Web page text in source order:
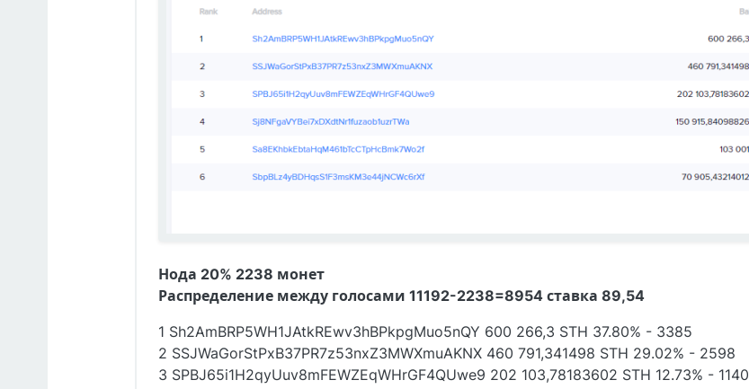
Нода 20% 2238 монет
Распределение между голосами 11192-2238=8954 ставка 89,54
1 Sh2AmBRP5WH1JAtkREwv3hBPkpgMuo5nQY 600 266,3 STH 37.80% - 3385
2 SSJWaGorStPxB37PR7z53nxZ3MWXmuAKNX 460 791,341498 STH 29.02% - 2598
3 SPBJ65i1H2qyUuv8mFEWZEqWHrGF4QUwe9 202 103,78183602 STH 12.73% - 1140